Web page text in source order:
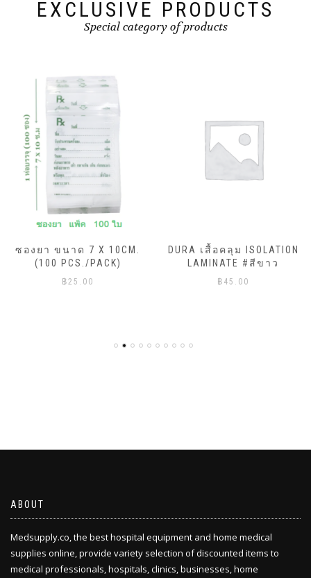
EXCLUSIVE PRODUCTS
Special category of products
ซองยา ขนาด 7 X 10CM.
(100 PCS./PACK)
฿25.00
DURA เสื้อคลุม ISOLATION
LAMINATE #สีขาว
฿ 45.00
ABOUT
Medsupply.co, the best hospital equipment and home medical
supplies online, provide variety selection of discounted items to
medical professionals, hospitals, clinics, businesses, home